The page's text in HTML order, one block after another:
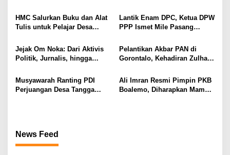
p
o
s
Bolango 2031–2035
Tanwir UMGO
HMC Salurkan Buku dan Alat
Tulis untuk Pelajar Desa
Pendidikan Investasi Masa
Depan
Lantik Enam DPC, Ketua DPW
PPP Ismet Mile Pasang
Jejak Om Noka: Dari Aktivis
Politik, Jurnalis, hingga
Pelantikan Akbar PAN di
Gorontalo, Kehadiran Zulhas
Perhatian Publik
Musyawarah Ranting PDI
Perjuangan Desa Tangga
Ali Imran Resmi Pimpin PKB
Boalemo, Diharapkan Mampu
News Feed